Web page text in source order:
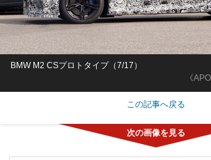
《
BMW M2 CSプロトタイプ（7/17）
この記事へ戻る